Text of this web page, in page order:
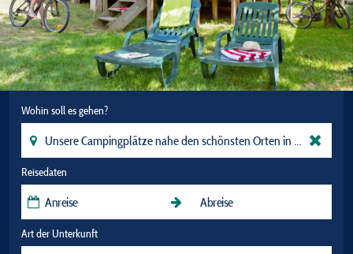
Wohin soll es gehen?
Reisedaten
Art der Unterkunft